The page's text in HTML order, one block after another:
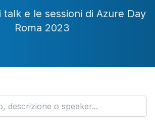
talk e le sessioni di Azure Day
Roma 2023